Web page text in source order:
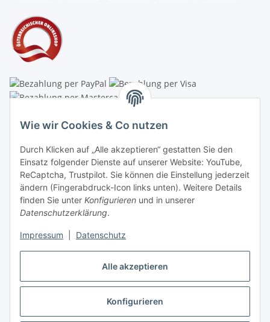
Alle akzeptieren
Konfigurieren
Wie wir Cookies & Co nutzen
Durch Klicken auf „Alle akzeptieren“ gestatten Sie den
Einsatz folgender Dienste auf unserer Website: YouTube,
ReCaptcha, Trustpilot. Sie können die Einstellung jederzeit
ändern (Fingerabdruck-Icon links unten). Weitere Details
finden Sie unter Konfigurieren und in unserer
Datenschutzerklärung.
Impressum Datenschutz
Schauraum & Verkauf: Pfarrwald 46
Buchhaltung: Königleiten 11
A-3354 Wolfsbach
+43747782730
shop@krippen-shop.at
www.krippen-shop.at
Vertrag widerrufen